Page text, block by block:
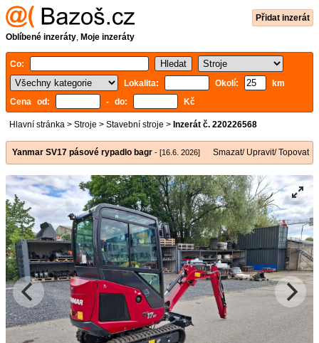
Přidat inzerát
Oblíbené inzeráty, Moje inzeráty
Co:
Lokalita:
Okolí:
km
Cena od:
- do: Kč
Hlavní stránka > Stroje > Stavební stroje > Inzerát č. 220226568
Yanmar SV17 pásové rypadlo bagr - [16.6. 2026] Smazat/ Upravit/ Topovat